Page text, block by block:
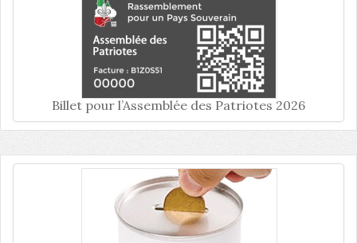
Billet pour l’Assemblée des Patriotes 2026